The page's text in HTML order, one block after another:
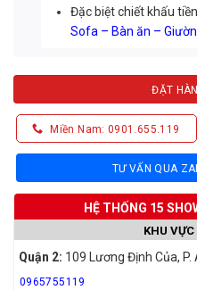
Đặc biệt chiết khấu
Sofa – Bàn ăn –
ĐẶT
Miền Nam: 0901.655.119
TƯ VẤN QUA
HỆ THỐNG 15
KHU
Quận 2: 109 Lương Định Của,
0965755119